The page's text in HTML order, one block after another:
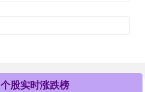
个股实时涨跌榜